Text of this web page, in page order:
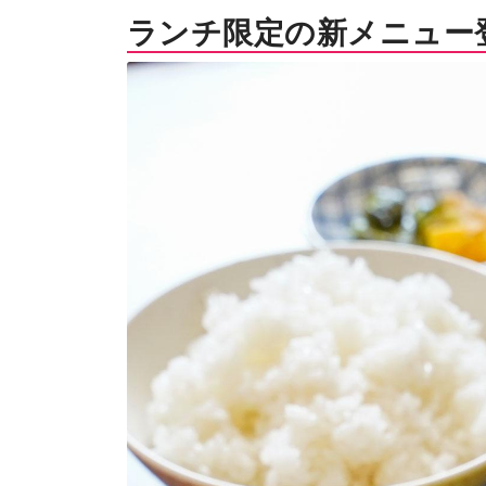
ランチ限定の新メニュー